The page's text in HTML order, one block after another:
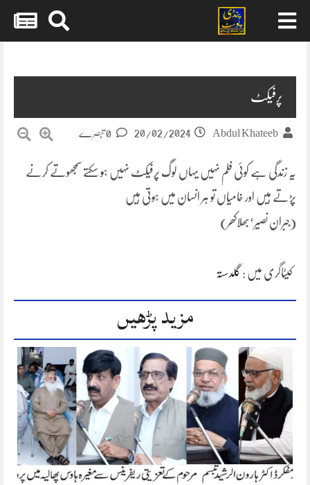
پرفیکٹ
Abdul Khateeb
20/02/2024
یہ زندگی ہے کوئی فلم نہیں یہاں لوگ پرفیکٹ نہیں ہو سکتے سمجھوتے کرنے
پڑتے ہیں اور خامیاں تو ہر انسان میں ہوتی ہیں
(جبران نصیر‘بھلاکھر)
کیٹاگری میں : گلدستہ
مزید پڑھیں